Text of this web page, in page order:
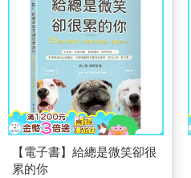
【電子書】給總是微笑卻很
累的你